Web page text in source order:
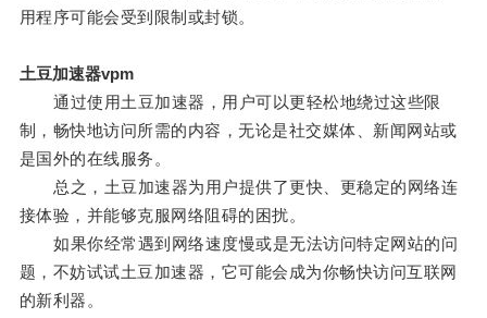
用程序可能会受到限制或封锁。
土豆加速器vpm
通过使用土豆加速器，用户可以更轻松地绕过这些限
制，畅快地访问所需的内容，无论是社交媒体、新闻网站或
是国外的在线服务。
总之，土豆加速器为用户提供了更快、更稳定的网络连
接体验，并能够克服网络阻碍的困扰。
如果你经常遇到网络速度慢或是无法访问特定网站的问
题，不妨试试土豆加速器，它可能会成为你畅快访问互联网
的新利器。